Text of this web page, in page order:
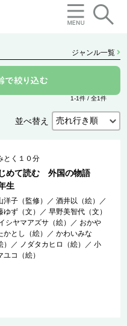
ジャンル一覧
1-1件 / 全1件
並べ替え
とく１０分
めて読む 外国の物語
生
洋子（監修） ／酒井以（絵）
／
ゆず（文）
／早野美智代（文）
シヤマアズサ（絵） ／ おかや
かとし（絵）
／かわいみな
）
／ ノダタカヒロ（絵） ／小
ユコ（絵）